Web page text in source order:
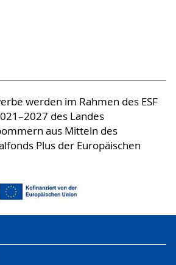
werden im Rahmen des ESF
des Landes
aus Mitteln des
Plus der Europäischen